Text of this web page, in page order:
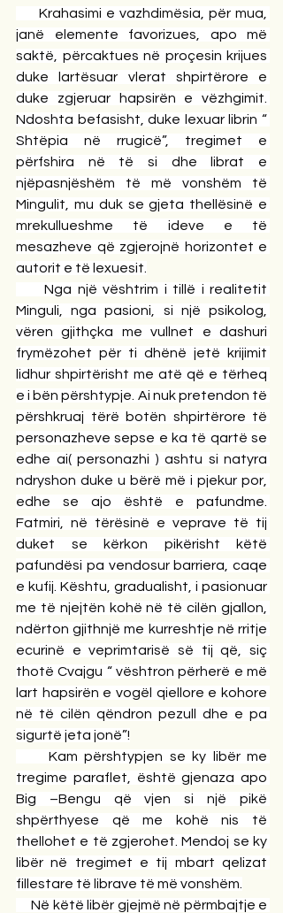
Krahasimi e vazhdimësia, për mua,
janë elemente favorizues, apo më
saktë, përcaktues në proçesin krijues
duke lartësuar vlerat shpirtërore e
duke zgjeruar hapsirën e vëzhgimit.
Ndoshta befasisht, duke lexuar librin “
Shtëpia në rrugicë”, tregimet e
përfshira në të si dhe librat e
njëpasnjëshëm të më vonshëm të
Mingulit, mu duk se gjeta thellësinë e
mrekullueshme të ideve e të
mesazheve që zgjerojnë horizontet e
autorit e të lexuesit.
Nga një vështrim i tillë i realitetit
Minguli, nga pasioni, si një psikolog,
vëren gjithçka me vullnet e dashuri
frymëzohet për ti dhënë jetë krijimit
lidhur shpirtërisht me atë që e tërheq
e i bën përshtypje. Ai nuk pretendon të
përshkruaj tërë botën shpirtërore të
personazheve sepse e ka të qartë se
edhe ai( personazhi ) ashtu si natyra
ndryshon duke u bërë më i pjekur por,
edhe se ajo është e pafundme.
Fatmiri, në tërësinë e veprave të tij
duket se kërkon pikërisht këtë
pafundësi pa vendosur barriera, caqe
e kufij. Kështu, gradualisht, i pasionuar
me të njejtën kohë në të cilën gjallon,
ndërton gjithnjë me kurreshtje në rritje
ecurinë e veprimtarisë së tij që, siç
thotë Cvajgu “ vështron përherë e më
lart hapsirën e vogël qiellore e kohore
në të cilën qëndron pezull dhe e pa
sigurtë jeta jonë”!
Kam përshtypjen se ky libër me
tregime paraflet, është gjenaza apo
Big –Bengu që vjen si një pikë
shpërthyese që me kohë nis të
thellohet e të zgjerohet. Mendoj se ky
libër në tregimet e tij mbart qelizat
fillestare të librave të më vonshëm.
Në këtë libër gjejmë në përmbajtje e